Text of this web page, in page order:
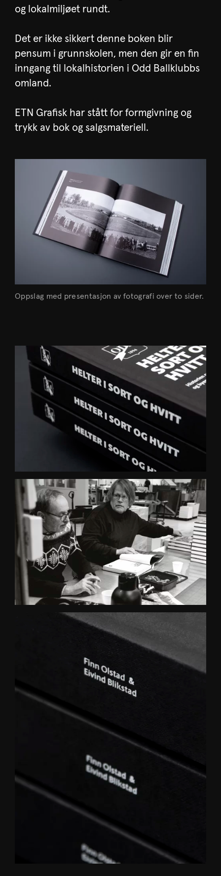
og lokalmiljøet rundt.
Det er ikke sikkert denne boken blir
pensum i grunnskolen, men den gir en fin
inngang til lokalhistorien i Odd Ballklubbs
omland.
ETN Grafisk har stått for formgivning og
trykk av bok og salgsmateriell.
Oppslag med presentasjon av fotografi over to sider.